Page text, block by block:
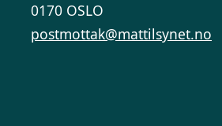
0170 OSLO
postmottak@mattilsynet.no